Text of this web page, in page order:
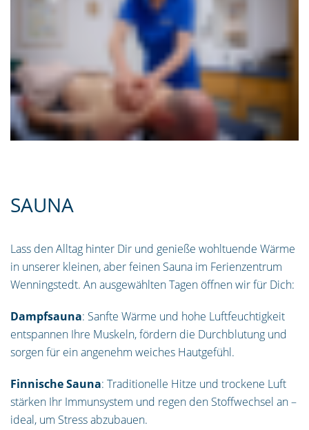
SAUNA
Lass den Alltag hinter Dir und genieße wohltuende Wärme
in unserer kleinen, aber feinen Sauna im Ferienzentrum
Wenningstedt. An ausgewählten Tagen öffnen wir für Dich:
Dampfsauna: Sanfte Wärme und hohe Luftfeuchtigkeit
entspannen Ihre Muskeln, fördern die Durchblutung und
sorgen für ein angenehm weiches Hautgefühl.
Finnische Sauna: Traditionelle Hitze und trockene Luft
stärken Ihr Immunsystem und regen den Stoffwechsel an –
ideal, um Stress abzubauen.